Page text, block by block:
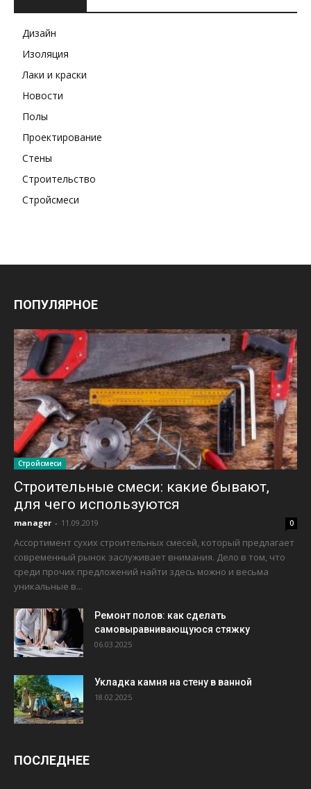
Дизайн
Изоляция
Лаки и краски
Новости
Полы
Проектирование
Стены
Строительство
Стройсмеси
ПОПУЛЯРНОЕ
Стройсмеси
Строительные смеси: какие бывают,
для чего используются
manager - 11.09.2019 0
Ассортимент сухих строительных смесей, который предлагает
современный рынок заслуживает внимания. Дело в том, что
среди прочих предложений найти здесь можно и весьма
уникальные в...
Ремонт полов: как сделать
самовыравнивающуюся стяжку
06.03.2025
Укладка камня на стену в ванной
18.02.2025
ПОСЛЕДНЕЕ